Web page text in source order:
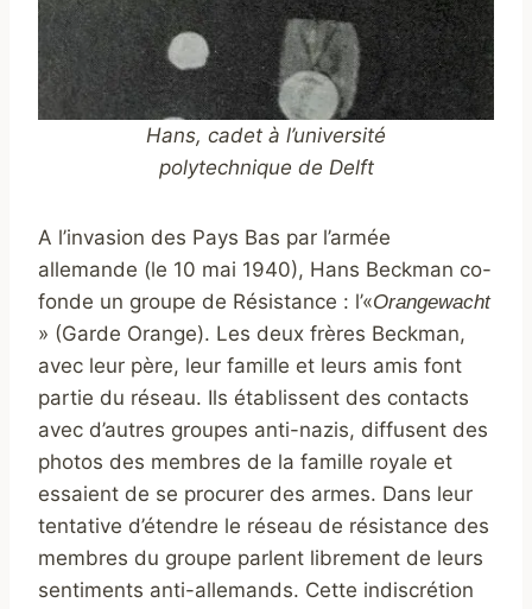
Hans, cadet à l’université
polytechnique de Delft
A l’invasion des Pays Bas par l’armée
allemande (le 10 mai 1940), Hans Beckman co-
fonde un groupe de Résistance : l’«Orangewacht
» (Garde Orange). Les deux frères Beckman,
avec leur père, leur famille et leurs amis font
partie du réseau. Ils établissent des contacts
avec d’autres groupes anti-nazis, diffusent des
photos des membres de la famille royale et
essaient de se procurer des armes. Dans leur
tentative d’étendre le réseau de résistance des
membres du groupe parlent librement de leurs
sentiments anti-allemands. Cette indiscrétion